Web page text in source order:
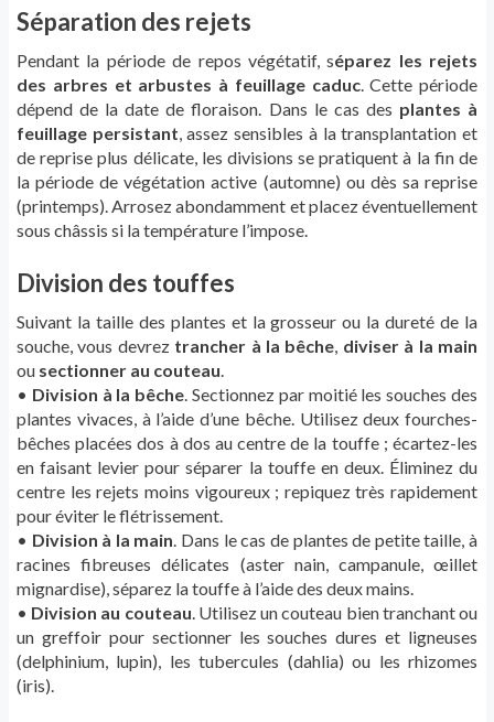
Séparation des rejets
Pendant la période de repos végétatif, séparez les rejets
des arbres et arbustes à feuillage caduc. Cette période
dépend de la date de floraison. Dans le cas des plantes à
feuillage persistant , assez sensibles à la transplantation et
de reprise plus délicate, les divisions se pratiquent à la fin de
la période de végétation active (automne) ou dès sa reprise
(printemps). Arrosez abondamment et placez éventuellement
sous châssis si la température l’impose.
Division des touffes
Suivant la taille des plantes et la grosseur ou la dureté de la
souche, vous devrez trancher à la bêche diviser à la main
ou sectionner au couteau
• Division à la bêche . Sectionnez par moitié les souches des
plantes vivaces, à l’aide d’une bêche. Utilisez deux fourches-
bêches placées dos à dos au centre de la touffe ; écartez-les
en faisant levier pour séparer la touffe en deux. Éliminez du
centre les rejets moins vigoureux ; repiquez très rapidement
pour éviter le flétrissement.
• Division à la main . Dans le cas de plantes de petite taille, à
racines fibreuses délicates (aster nain, campanule, œillet
mignardise), séparez la touffe à l’aide des deux mains.
• Division au couteau . Utilisez un couteau bien tranchant ou
un greffoir pour sectionner les souches dures et ligneuses
(delphinium, lupin), les tubercules (dahlia) ou les rhizomes
(iris).